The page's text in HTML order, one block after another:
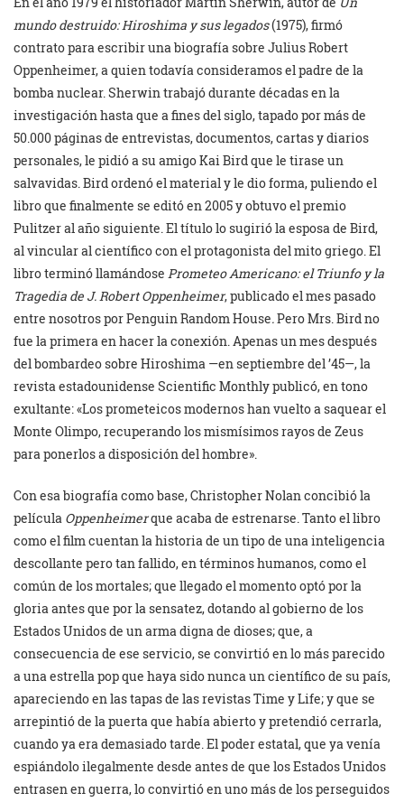
mundo destruido: Hiroshima y sus legados(1975), firmó
contrato para escribir una biografía sobre Julius Robert
Oppenheimer, a quien todavía consideramos el padre de la
bomba nuclear. Sherwin trabajó durante décadas en la
investigación hasta que a fines del siglo, tapado por más de
50.000 páginas de entrevistas, documentos, cartas y diarios
personales, le pidió a su amigo Kai Bird que le tirase un
salvavidas. Bird ordenó el material y le dio forma, puliendo el
libro que finalmente se editó en 2005 y obtuvo el premio
Pulitzer al año siguiente. El título lo sugirió la esposa de Bird,
al vincular al científico con el protagonista del mito griego. El
libro terminó llamándose Prometeo Americano: el Triunfo y la
Tragedia de J. Robert Oppenheimer, publicado el mes pasado
entre nosotros por Penguin Random House.Pero Mrs. Bird no
fue la primera en hacer la conexión. Apenas un mes después
del bombardeo sobre Hiroshima —en septiembre del ’45—, la
revista estadounidense Scientific Monthly publicó, en tono
exultante: «Los prometeicos modernos han vuelto a saquear el
Monte Olimpo, recuperando los mismísimos rayos de Zeus
para ponerlos a disposición del hombre».
Con esa biografía como base, Christopher Nolan concibió la
película Oppenheimerque acaba de estrenarse. Tanto el libro
como el film cuentan la historia de un tipo de una inteligencia
descollante pero tan fallido, en términos humanos, como el
común de los mortales; que llegado el momento optó por la
gloria antes que por la sensatez, dotando al gobierno de los
Estados Unidos de un arma digna de dioses; que, a
consecuencia de ese servicio, se convirtió en lo más parecido
a una estrella pop que haya sido nunca un científico de su país,
apareciendo en las tapas de las revistas Time y Life; y que se
arrepintió de la puerta que había abierto y pretendió cerrarla,
cuando ya era demasiado tarde. El poder estatal, que ya venía
espiándolo ilegalmente desde antes de que los Estados Unidos
entrasen en guerra, lo convirtió en uno más de los perseguidos